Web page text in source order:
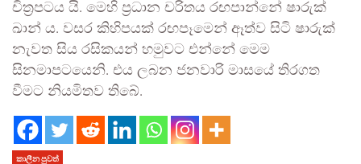
චිත්‍රපටය යි. මෙහි ප්‍රධාන චරිතය රඟපාන්නේ ෂාරුක්
ඛාන් ය. වසර කිහිපයක් රඟපෑමෙන් ඈත්ව සිටි ෂාරුක්
නැවත සිය රසිකයන් හමුවට එන්නේ මෙම
සිනමාපටයෙනි. එය ලබන ජනවාරි මාසයේ තිරගත
වීමට නියමිතව තිබේ.
කාලීන පුවත්